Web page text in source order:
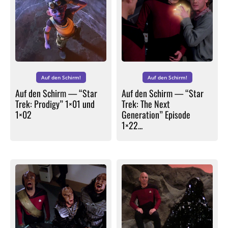
Auf den Schirm!
Auf den Schirm — “Star
Trek: Prodigy” 1×01 und
1×02
Auf den Schirm!
Auf den Schirm — “Star
Trek: The Next
Generation” Episode
1×22...